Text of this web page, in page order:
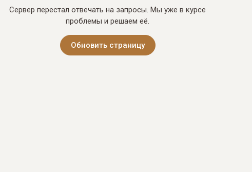
Сервер перестал отвечать на запросы. Мы уже в курсе
проблемы и решаем её.
Обновить страницу